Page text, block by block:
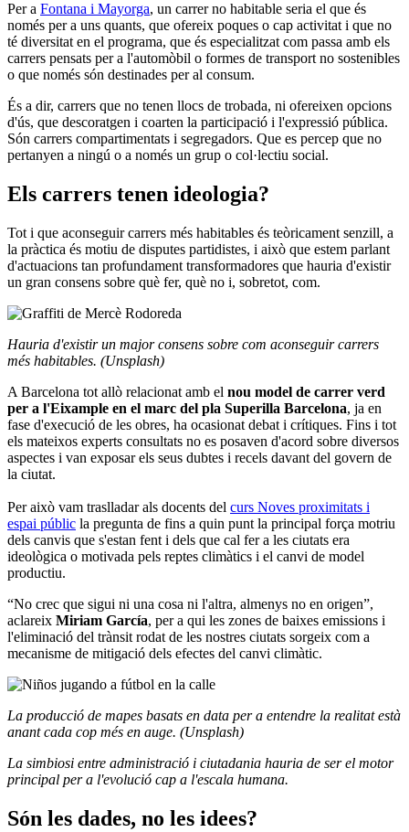
Per a Fontana i Mayorga, un carrer no habitable seria el que és
només per a uns quants, que ofereix poques o cap activitat i que no
té diversitat en el programa, que és especialitzat com passa amb els
carrers pensats per a l'automòbil o formes de transport no sostenibles
o que només són destinades per al consum.
És a dir, carrers que no tenen llocs de trobada, ni ofereixen opcions
d'ús, que descoratgen i coarten la participació i l'expressió pública.
Són carrers compartimentats i segregadors. Que es percep que no
pertanyen a ningú o a només un grup o col·lectiu social.
Els carrers tenen ideologia?
Tot i que aconseguir carrers més habitables és teòricament senzill, a
la pràctica és motiu de disputes partidistes, i això que estem parlant
d'actuacions tan profundament transformadores que hauria d'existir
un gran consens sobre què fer, què no i, sobretot, com.
Hauria d'existir un major consens sobre com aconseguir carrers
més habitables. (Unsplash)
A Barcelona tot allò relacionat amb el nou model de carrer verd
per a l'Eixample en el marc del pla Superilla Barcelona, ja en
fase d'execució de les obres, ha ocasionat debat i crítiques. Fins i tot
els mateixos experts consultats no es posaven d'acord sobre diversos
aspectes i van exposar els seus dubtes i recels davant del govern de
la ciutat.
Per això vam traslladar als docents del curs Noves proximitats i
espai públic la pregunta de fins a quin punt la principal força motriu
dels canvis que s'estan fent i dels que cal fer a les ciutats era
ideològica o motivada pels reptes climàtics i el canvi de model
productiu.
“No crec que sigui ni una cosa ni l'altra, almenys no en origen”,
aclareix Miriam García, per a qui les zones de baixes emissions i
l'eliminació del trànsit rodat de les nostres ciutats sorgeix com a
mecanisme de mitigació dels efectes del canvi climàtic.
La producció de mapes basats en data per a entendre la realitat està
anant cada cop més en auge. (Unsplash)
La simbiosi entre administració i ciutadania hauria de ser el motor
principal per a l'evolució cap a l'escala humana.
Són les dades, no les idees?